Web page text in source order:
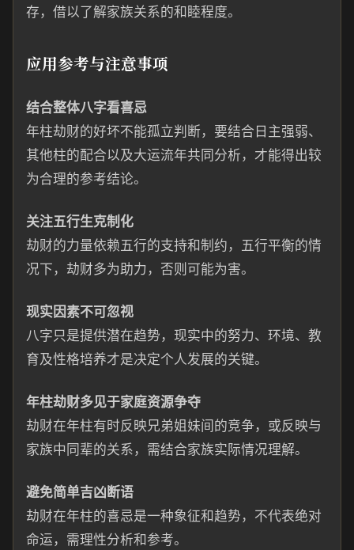
存，借以了解家族关系的和睦程度。
应用参考与注意事项
结合整体八字看喜忌
年柱劫财的好坏不能孤立判断，要结合日主强弱、
其他柱的配合以及大运流年共同分析，才能得出较
为合理的参考结论。
关注五行生克制化
劫财的力量依赖五行的支持和制约，五行平衡的情
况下，劫财多为助力，否则可能为害。
现实因素不可忽视
八字只是提供潜在趋势，现实中的努力、环境、教
育及性格培养才是决定个人发展的关键。
年柱劫财多见于家庭资源争夺
劫财在年柱有时反映兄弟姐妹间的竞争，或反映与
家族中同辈的关系，需结合家族实际情况理解。
避免简单吉凶断语
劫财在年柱的喜忌是一种象征和趋势，不代表绝对
命运，需理性分析和参考。